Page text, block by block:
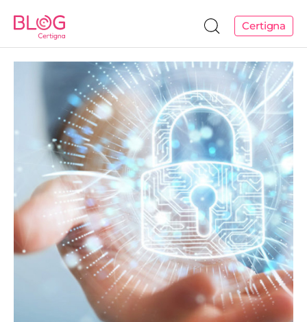
Certigna